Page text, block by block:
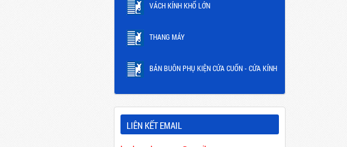
VÁCH KÍNH KHỔ LỚN
THANG MÁY
BÁN BUÔN PHỤ KIỆN CỬA CUỐN - CỬA KÍNH
LIÊN KẾT EMAIL